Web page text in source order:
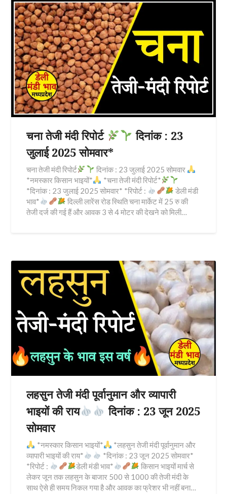
चना तेजी मंदी रिपोर्ट
दिनांक : 23
जुलाई 2025 सोमवार*
चना तेजी मंदी रिपोर्ट
दिनांक : 23 जुलाई 2025 सोमवार
*नमस्कार किसान भाइयों*
*चना तेजी मंदी रिपोर्ट*
*दिनांक : 23 जुलाई 2025 सोमवार* *रिपोर्ट :
डेली मंडी
भाव*
दिल्ली लारेंस रोड स्थिति चना मार्केट में 25 रु की
तेजी दर्ज की गई हैं और आवक 3 से 4 मोटर की देखने को मिली…
लहसुन तेजी मंदी पूर्वानुमान और व्यापारी
भाइयों की राय
दिनांक : 23 जून 2025
सोमवार
*नमस्कार किसान भाइयों*
*लहसुन तेजी मंदी पूर्वानुमान और
व्यापारी भाइयों की राय*
*दिनांक : 23 जून 2025 सोमवार*
*रिपोर्ट :
डेली मंडी भाव*
किसान भाइयों मार्च से
लेकर जून तक लहसुन के बाजार 500 से 1000 की तेजी मंदी के
साथ ऐसे ही समय निकल गया है और आवक का फ्रेशर भी नहीं बना…